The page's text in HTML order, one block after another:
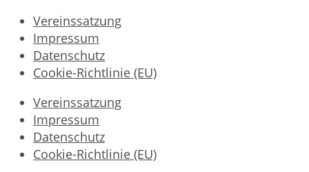
Vereinssatzung
Impressum
Datenschutz
Cookie-Richtlinie (EU)
Vereinssatzung
Impressum
Datenschutz
Cookie-Richtlinie (EU)